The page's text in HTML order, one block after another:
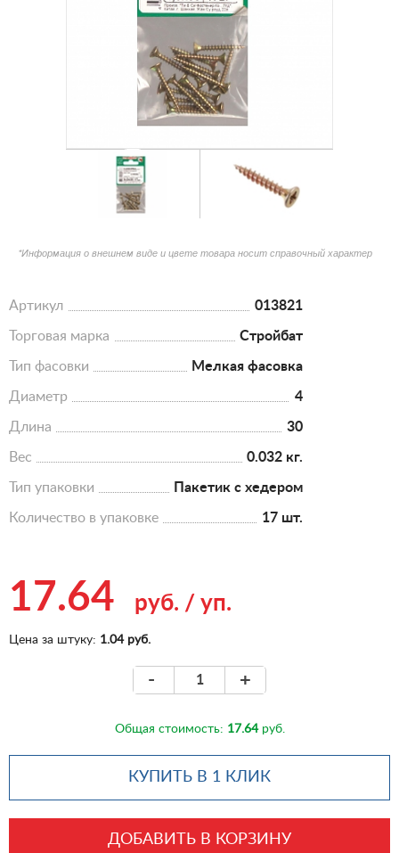
*Информация о внешнем виде и цвете товара носит справочный характер
Артикул 013821
Торговая марка Стройбат
Тип фасовки Мелкая фасовка
Диаметр 4
Длина 30
Вес 0.032 кг.
Тип упаковки Пакетик с хедером
Количество в упаковке 17 шт.
17.64 руб. / уп.
Цена за штуку: 1.04 руб.
- +
Общая стоимость: 17.64руб.
КУПИТЬ В 1 КЛИК
ДОБАВИТЬ В КОРЗИНУ